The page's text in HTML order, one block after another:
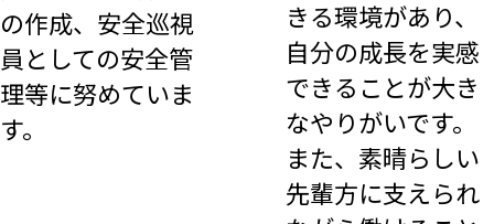
の作成、安全巡視
員としての安全管
理等に努めていま
す。
きる環境があり、
自分の成長を実感
できることが大き
なやりがいです。
また、素晴らしい
先輩方に支えられ